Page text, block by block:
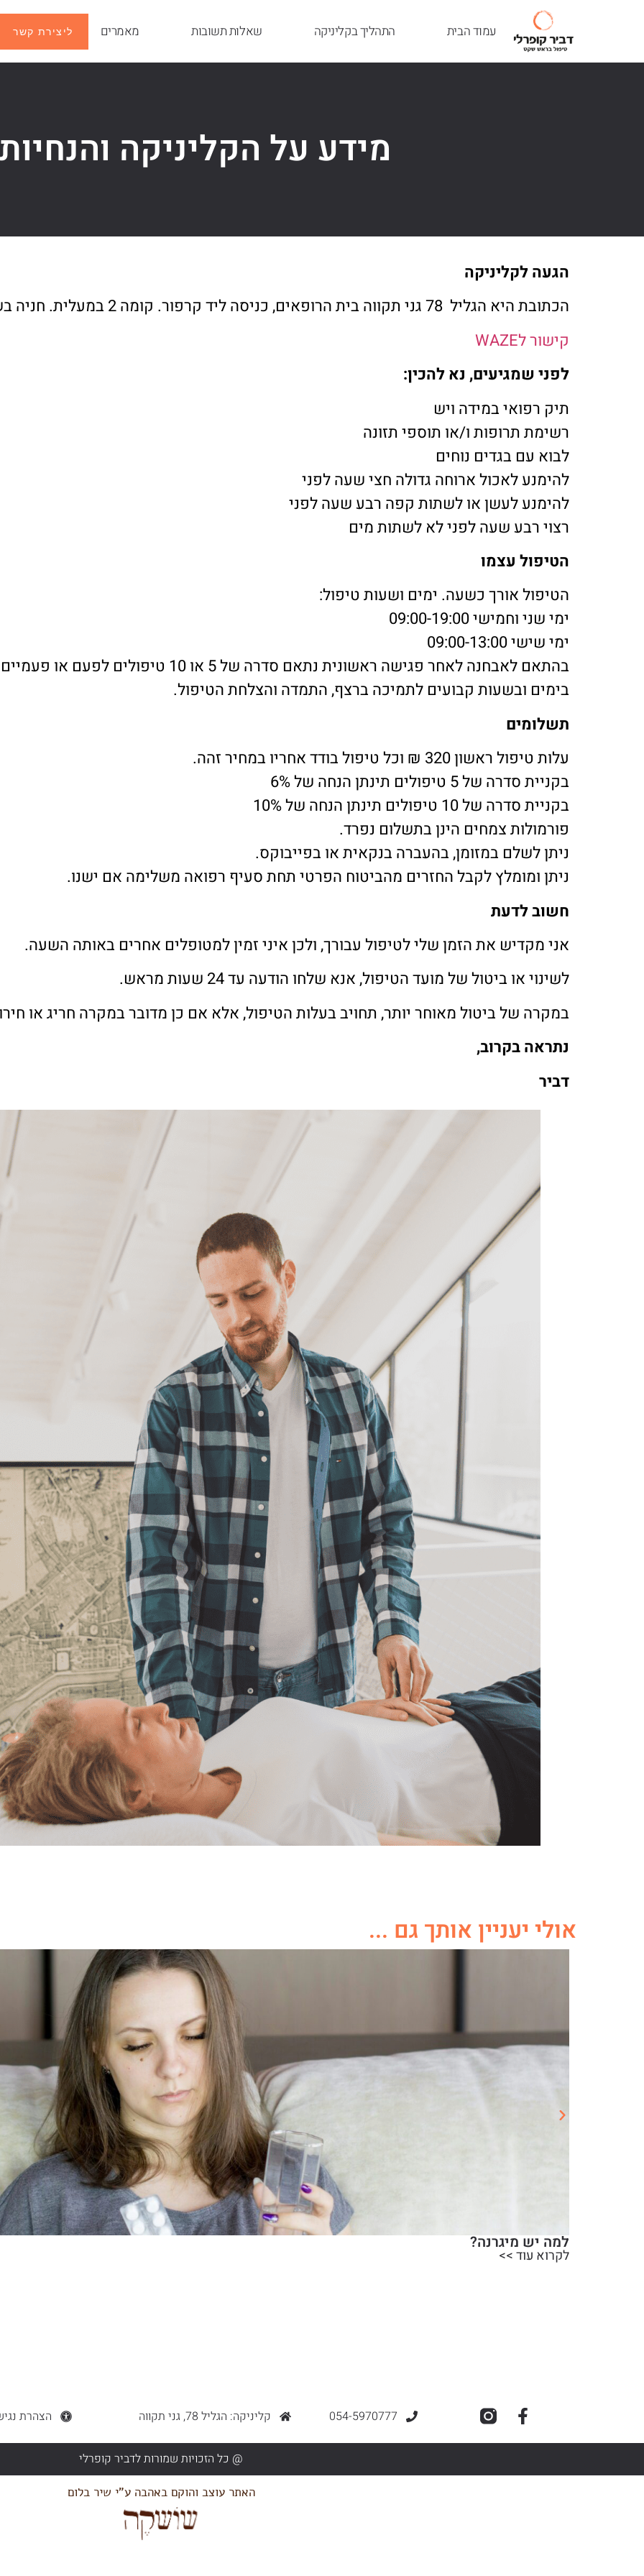
עמוד הבית התהליך בקליניקה שאלות תשובות מאמרים ליצירת קשר
מידע על הקליניקה
הגעה לקליניקה
הכתובת היא הגליל 78 גני תקווה בית הרופאים, כניסה ליד קרפור. קומה 2 במעלית. חניה בשפע באפור בכחול ובלבן מסביב לבניין.
קישור לWAZE
לפני שמגיעים, נא להכין:
תיק רפואי במידה ויש
רשימת תרופות ו/או תוספי תזונה
לבוא עם בגדים נוחים
להימנע לאכול ארוחה גדולה חצי שעה לפני
להימנע לעשן או לשתות קפה רבע שעה לפני
רצוי רבע שעה לפני לא לשתות מים
הטיפול עצמו
הטיפול אורך כשעה. ימים ושעות טיפול:
ימי שני וחמישי 09:00-19:00
ימי שישי 09:00-13:00
בהתאם לאבחנה לאחר פגישה ראשונית נתאם סדרה של 5 או 10 טיפולים לפעם או פעמיים בשבוע
בימים ובשעות קבועים לתמיכה ברצף, התמדה והצלחת הטיפול.
תשלומים
עלות טיפול ראשון 320 ₪ וכל טיפול בודד אחריו במחיר זהה.
בקניית סדרה של 5 טיפולים תינתן הנחה של 6%
בקניית סדרה של 10 טיפולים תינתן הנחה של 10%
פורמולות צמחים הינן בתשלום נפרד.
ניתן לשלם במזומן, בהעברה בנקאית או בפייבוקס.
ניתן ומומלץ לקבל החזרים מהביטוח הפרטי תחת סעיף רפואה משלימה אם ישנו.
חשוב לדעת
אני מקדיש את הזמן שלי לטיפול עבורך, ולכן איני זמין למטופלים אחרים באותה השעה.
לשינוי או ביטול של מועד הטיפול, אנא שלחו הודעה עד 24 שעות מראש.
במקרה של ביטול מאוחר יותר, תחויב בעלות הטיפול, אלא אם כן מדובר במקרה חריג או
נתראה בקרוב,
דביר
אולי יעניין אותך גם ...
למה יש מיגרנה?
לקרוא עוד >>
054-5970777 קליניקה: הגליל 78, גני תקווה הצהרת
@ כל הזכויות שמורות לדביר קופרלי
האתר עוצב והוקם באהבה ע"י שיר בלום